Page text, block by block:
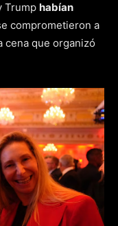
Trump habían
comprometieron a
cena que organizó